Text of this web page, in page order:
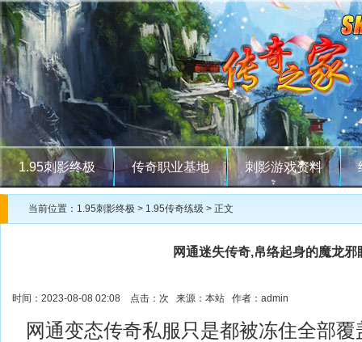
1.95刺影终极 传奇职业基地 刺影游戏资料
当前位置： 1.95刺影终极 > 1.95传奇练级 > 正文
网通迷失传奇,帛络起身的魔龙邪
时间：2023-08-08 02:08 点击： 次 来源：本站 作者：admin
网通变态传奇私服只是都被冻住全部覆